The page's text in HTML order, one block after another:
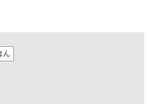
ん